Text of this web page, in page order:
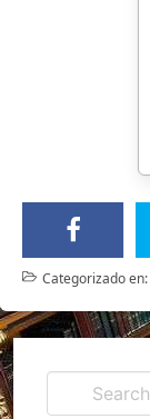
Categorizado en: